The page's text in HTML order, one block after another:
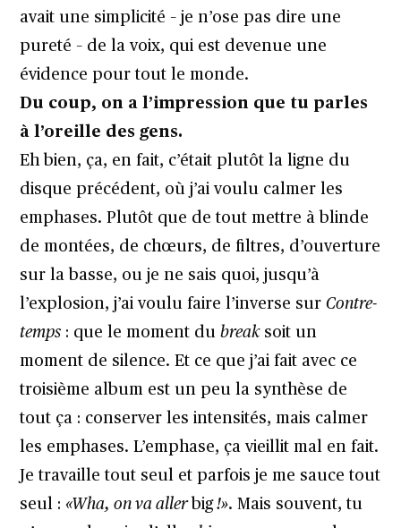
avait une simplicité – je n’ose pas dire une
pureté – de la voix, qui est devenue une
évidence pour tout le monde.
Du coup, on a l’impression que tu parles
à l’oreille des gens.
Eh bien, ça, en fait, c’était plutôt la ligne du
disque précédent, où j’ai voulu calmer les
emphases. Plutôt que de tout mettre à blinde
de montées, de chœurs, de filtres, d’ouverture
sur la basse, ou je ne sais quoi, jusqu’à
l’explosion, j’ai voulu faire l’inverse surContre-
temps : que le moment dubreaksoit un
moment de silence. Et ce que j’ai fait avec ce
troisième album est un peu la synthèse de
tout ça : conserver les intensités, mais calmer
les emphases. L’emphase, ça vieillit mal en fait.
Je travaille tout seul et parfois je me sauce tout
seul : «Wha, on va aller big!». Mais souvent, tu